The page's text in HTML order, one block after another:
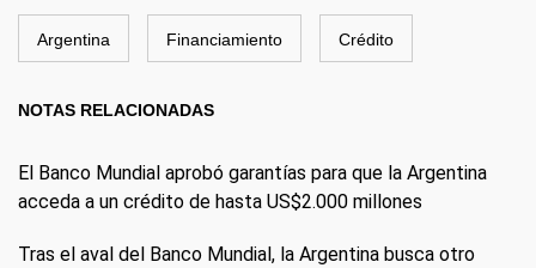
Argentina Financiamiento Crédito
NOTAS RELACIONADAS
El Banco Mundial aprobó garantías para que la Argentina
acceda a un crédito de hasta US$2.000 millones
Tras el aval del Banco Mundial, la Argentina busca otro